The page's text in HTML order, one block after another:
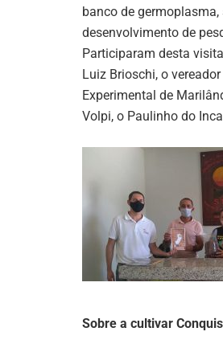
banco de
desenvolvimento de
Participaram desta
Luiz Brioschi, o
Experimental de
Volpi, o Paulinho do
Sobre a cultivar